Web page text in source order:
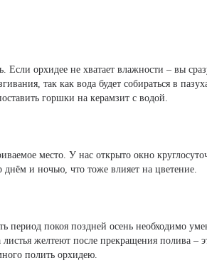
орхидее не хватает влажности – вы
так как вода будет собираться в
горшки на керамзит с водой.
место. У нас открыто окно
днём и ночью, что тоже влияет на цветение.
период покоя поздней осень необходимо
желтеют после прекращения полива –
полить орхидею.